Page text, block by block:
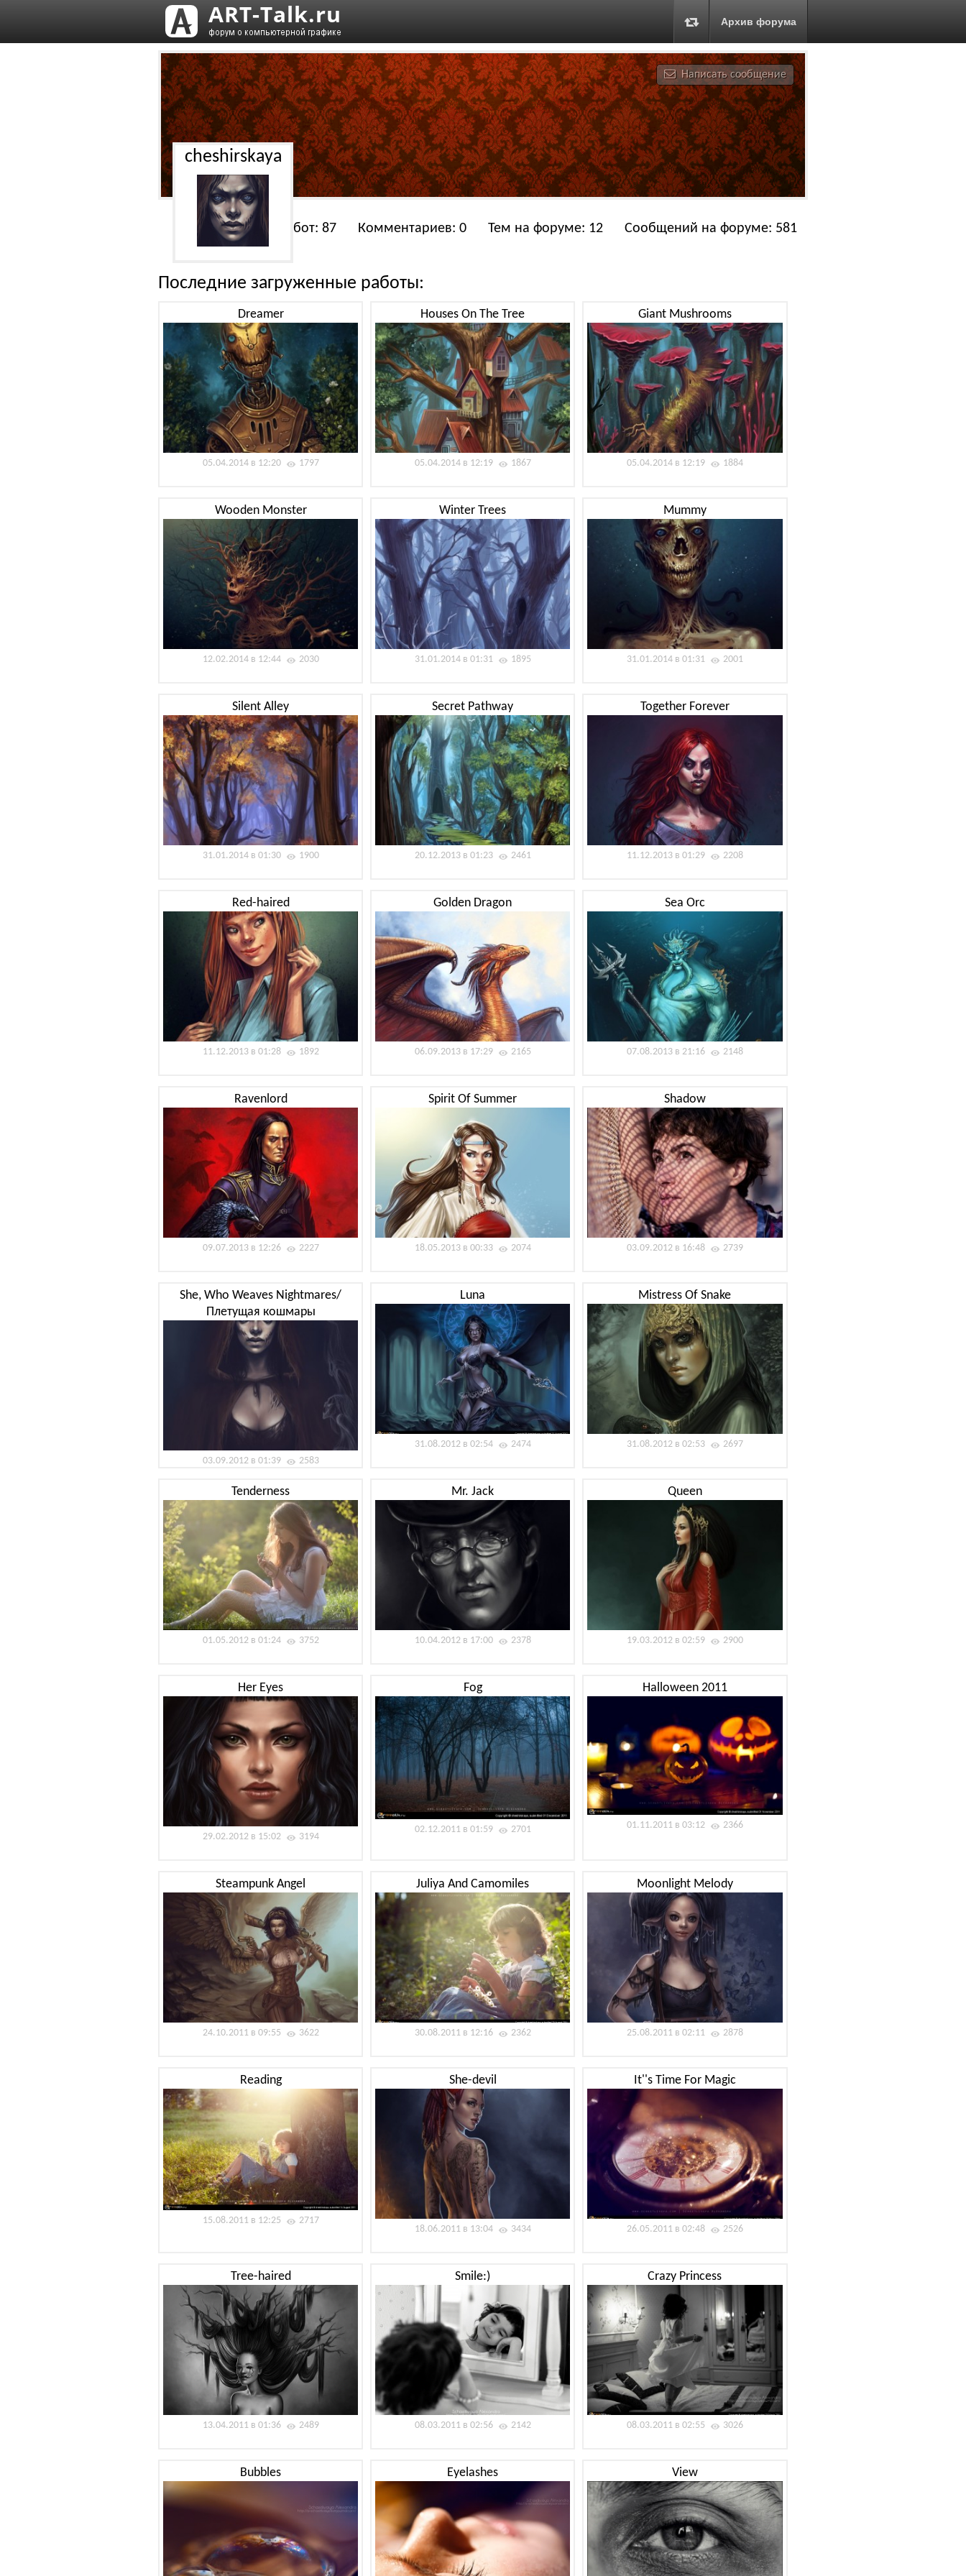
Архив форума
Написать сообщение
cheshirskaya
Работ: 87 Комментариев: 0 Тем на форуме: 12 Сообщений на форуме: 581
Последние загруженные работы:
Dreamer
05.04.2014 в 12:20 1797
Houses On The Tree
05.04.2014 в 12:19 1867
Giant Mushrooms
05.04.2014 в 12:19 1884
Wooden Monster
12.02.2014 в 12:44 2030
Winter Trees
31.01.2014 в 01:31 1895
Mummy
31.01.2014 в 01:31 2001
Silent Alley
31.01.2014 в 01:30 1900
Secret Pathway
20.12.2013 в 01:23 2461
Together Forever
11.12.2013 в 01:29 2208
Red-haired
11.12.2013 в 01:28 1892
Golden Dragon
06.09.2013 в 17:29 2165
Sea Orc
07.08.2013 в 21:16 2148
Ravenlord
09.07.2013 в 12:26 2227
Spirit Of Summer
18.05.2013 в 00:33 2074
Shadow
03.09.2012 в 16:48 2739
She, Who Weaves Nightmares/
Плетущая кошмары
03.09.2012 в 01:39 2583
Luna
31.08.2012 в 02:54 2474
Mistress Of Snake
31.08.2012 в 02:53 2697
Tenderness
01.05.2012 в 01:24 3752
Mr. Jack
10.04.2012 в 17:00 2378
Queen
19.03.2012 в 02:59 2900
Her Eyes
29.02.2012 в 15:02 3194
Fog
02.12.2011 в 01:59 2701
Halloween 2011
01.11.2011 в 03:12 2366
Steampunk Angel
24.10.2011 в 09:55 3622
Juliya And Camomiles
30.08.2011 в 12:16 2362
Moonlight Melody
25.08.2011 в 02:11 2878
Reading
15.08.2011 в 12:25 2717
She-devil
18.06.2011 в 13:04 3434
It''s Time For Magic
26.05.2011 в 02:48 2526
Tree-haired
13.04.2011 в 01:36 2489
Smile:)
08.03.2011 в 02:56 2142
Crazy Princess
08.03.2011 в 02:55 3026
Bubbles Eyelashes View